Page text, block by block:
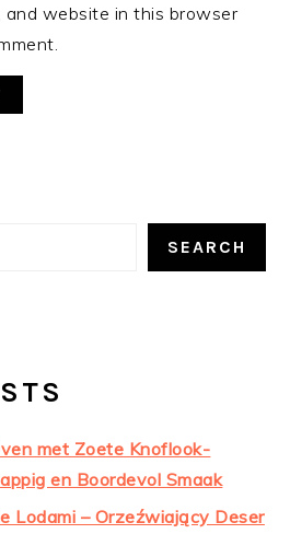
and website in this browser
SEARCH
met Zoete Knoflook-
en Boordevol Smaak
Lodami – Orzeźwiający Deser